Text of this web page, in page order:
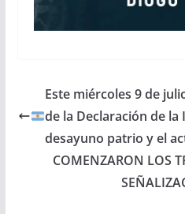
Este miércoles 9 de
de la Declaración de
desayuno patrio y el
COMENZARON LOS